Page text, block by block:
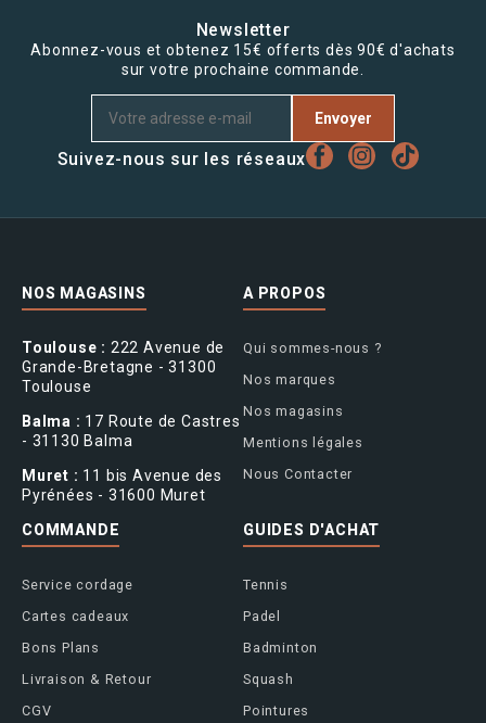
Newsletter
Abonnez-vous et obtenez 15€ offerts dès 90€ d'achats
sur votre prochaine commande.
Envoyer
Suivez-nous sur les réseaux
NOS MAGASINS
Toulouse : 222 Avenue de
Grande-Bretagne - 31300
Toulouse
Balma : 17 Route de Castres
- 31130 Balma
Muret : 11 bis Avenue des
Pyrénées - 31600 Muret
A PROPOS
Qui sommes-nous ?
Nos marques
Nos magasins
Mentions légales
Nous Contacter
COMMANDE
Service cordage
Cartes cadeaux
Bons Plans
Livraison & Retour
CGV
GUIDES D'ACHAT
Tennis
Padel
Badminton
Squash
Pointures